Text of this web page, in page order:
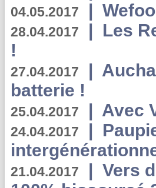
04.05.2017 |
28.04.2017 | Les
!
27.04.2017 |
batterie !
25.04.2017 | Avec
24.04.2017 |
21.04.2017 | Vers